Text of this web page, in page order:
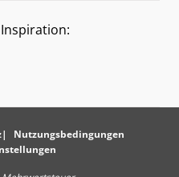
Nutzungsbedingungen